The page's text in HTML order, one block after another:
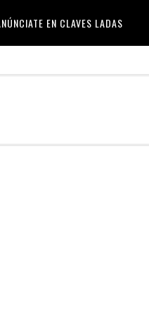
EN CLAVES LADAS